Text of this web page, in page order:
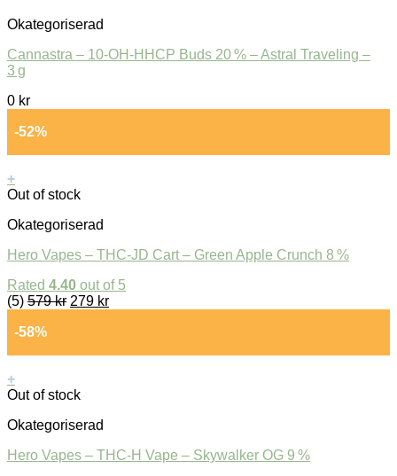
Okategoriserad
Cannastra – 10-OH-HHCP Buds 20 % – Astral Traveling –
3 g
0 kr
-52%
+
Out of stock
Okategoriserad
Hero Vapes – THC-JD Cart – Green Apple Crunch 8 %
Rated 4.40 out of 5
(5) 579kr 279 kr
-58%
+
Out of stock
Okategoriserad
Hero Vapes – THC-H Vape – Skywalker OG 9 %